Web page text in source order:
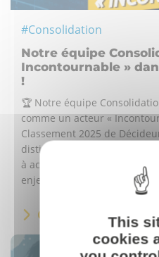
#Consolidation
Notre équipe
Incontournable »
!
🏆​ Notre équipe
comme un acteur «
Classement 2025 de
distinction reflète
à accompagner les
enjeux...
ÇA M'INTÉRESSE
This
cookies